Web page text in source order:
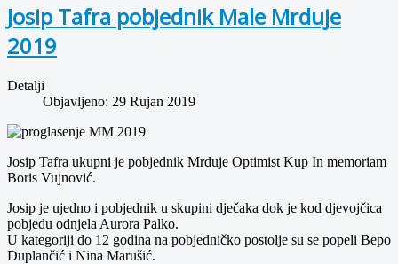
Josip Tafra pobjednik Male Mrduje
2019
Detalji
Objavljeno: 29 Rujan 2019
Josip Tafra ukupni je pobjednik Mrduje Optimist Kup In memoriam
Boris Vujnović.
Josip je ujedno i pobjednik u skupini dječaka dok je kod djevojčica
pobjedu odnjela Aurora Palko.
U kategoriji do 12 godina na pobjedničko postolje su se popeli Bepo
Duplančić i Nina Marušić.